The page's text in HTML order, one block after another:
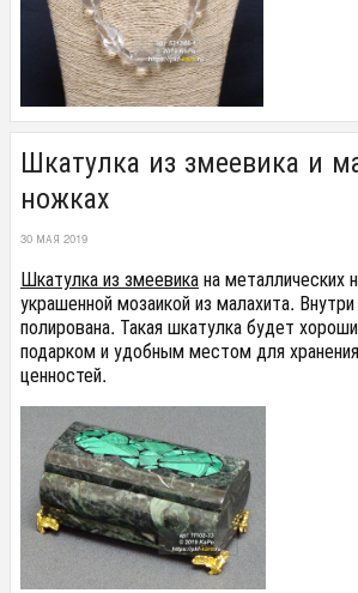
Шкатулка из змеевика и
ножках
30 МАЯ 2019
Шкатулка из змеевикана металлических
украшенной мозаикой из малахита.
полирована. Такая шкатулка будет
подарком и удобным местом для
ценностей.